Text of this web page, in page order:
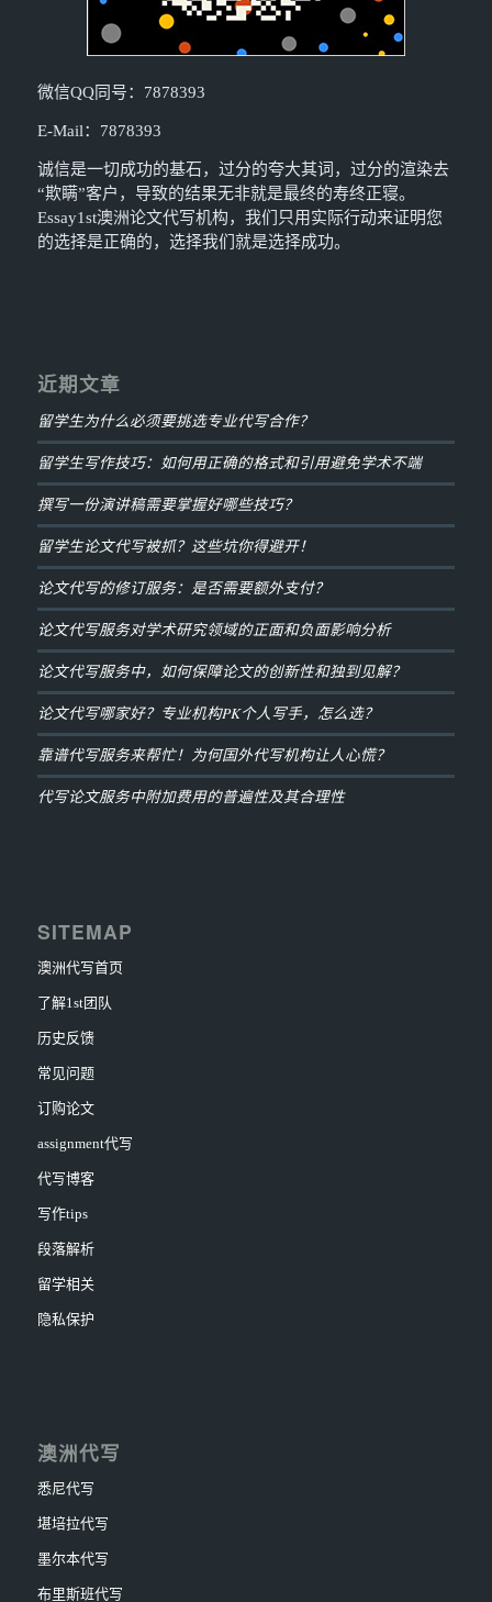
微信QQ同号：7878393
E-Mail：7878393
诚信是一切成功的基石，过分的夸大其词，过分的渲染去
“欺瞒”客户，导致的结果无非就是最终的寿终正寝。
Essay1st澳洲论文代写机构，我们只用实际行动来证明您
的选择是正确的，选择我们就是选择成功。
近期文章
留学生为什么必须要挑选专业代写合作？
留学生写作技巧：如何用正确的格式和引用避免学术不端
撰写一份演讲稿需要掌握好哪些技巧？
留学生论文代写被抓？这些坑你得避开！
论文代写的修订服务：是否需要额外支付？
论文代写服务对学术研究领域的正面和负面影响分析
论文代写服务中，如何保障论文的创新性和独到见解？
论文代写哪家好？专业机构PK个人写手，怎么选？
靠谱代写服务来帮忙！为何国外代写机构让人心慌？
代写论文服务中附加费用的普遍性及其合理性
SITEMAP
澳洲代写首页
了解1st团队
历史反馈
常见问题
订购论文
assignment代写
代写博客
写作tips
段落解析
留学相关
隐私保护
澳洲代写
悉尼代写
堪培拉代写
墨尔本代写
布里斯班代写